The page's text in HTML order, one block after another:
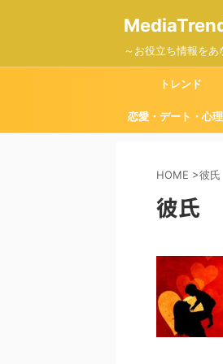
～お役立ち情報をあ
トレンド
恋愛・デート・心
HOME >彼氏
彼氏